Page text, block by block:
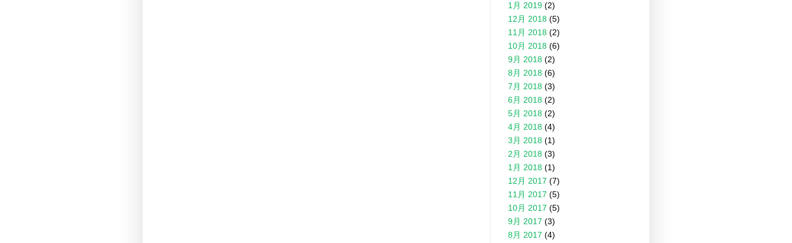
1月 2019 (2)
12月 2018 (5)
11月 2018 (2)
10月 2018 (6)
9月 2018 (2)
8月 2018 (6)
7月 2018 (3)
6月 2018 (2)
5月 2018 (2)
4月 2018 (4)
3月 2018 (1)
2月 2018 (3)
1月 2018 (1)
12月 2017 (7)
11月 2017 (5)
10月 2017 (5)
9月 2017 (3)
8月 2017 (4)